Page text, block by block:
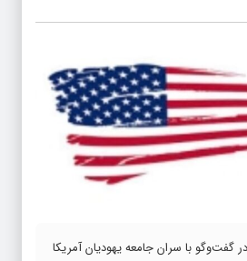
گفت‌وگو با سران جامعه یهودیان آمریکا